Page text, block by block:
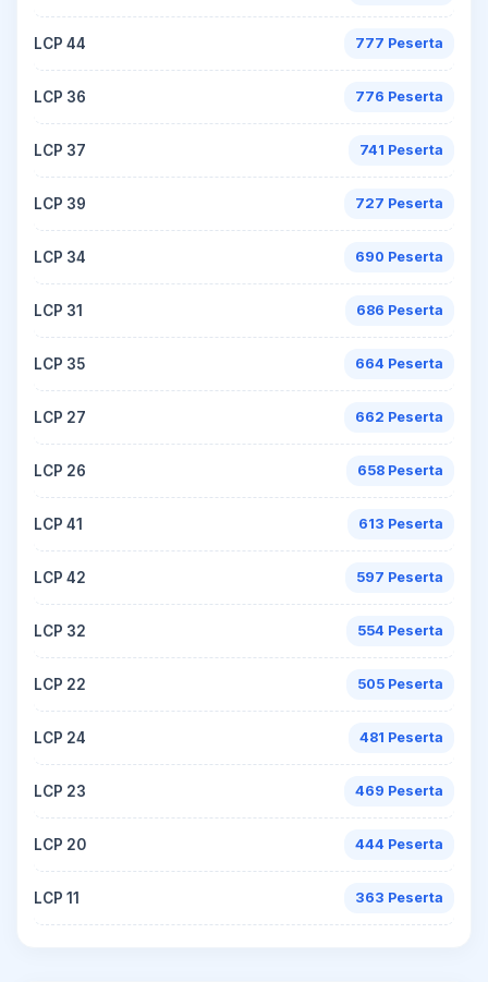
LCP 44 777 Peserta
LCP 36 776 Peserta
LCP 37 741 Peserta
LCP 39 727 Peserta
LCP 34 690 Peserta
LCP 31 686 Peserta
LCP 35 664 Peserta
LCP 27 662 Peserta
LCP 26 658 Peserta
LCP 41 613 Peserta
LCP 42 597 Peserta
LCP 32 554 Peserta
LCP 22 505 Peserta
LCP 24 481 Peserta
LCP 23 469 Peserta
LCP 20 444 Peserta
LCP 11 363 Peserta